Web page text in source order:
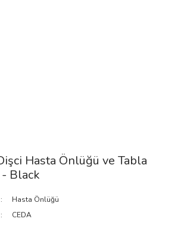
Hasta Önlüğü ve Tabla
- Black
Hasta Önlüğü
CEDA